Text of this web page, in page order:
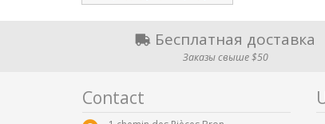
Бесплатная доставка
Заказы свыше $50
Contact